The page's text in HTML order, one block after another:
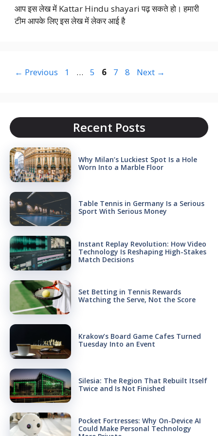
आप इस लेख में Kattar Hindu shayari पढ़ सकते हो। हमारी
टीम आपके लिए इस लेख में लेकर आई है
← Previous Page
1 … Page
5 Page
6 Page
7 Page
8 Next →
Recent Posts
Why Milan’s Luckiest Spot Is a Hole
Worn Into a Marble Floor
Table Tennis in Germany Is a Serious
Sport With Serious Money
Instant Replay Revolution: How Video
Technology Is Reshaping High-Stakes
Match Decisions
Set Betting in Tennis Rewards
Watching the Serve, Not the Score
Krakow’s Board Game Cafes Turned
Tuesday Into an Event
Silesia: The Region That Rebuilt Itself
Twice and Is Not Finished
Pocket Fortresses: Why On-Device AI
Could Make Personal Technology